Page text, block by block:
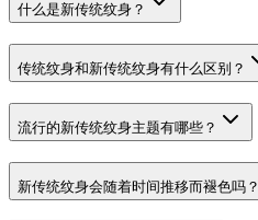
什么是新传统纹身？
传统纹身和新传统纹身有什么区别？
流行的新传统纹身主题有哪些？
新传统纹身会随着时间推移而褪色吗？